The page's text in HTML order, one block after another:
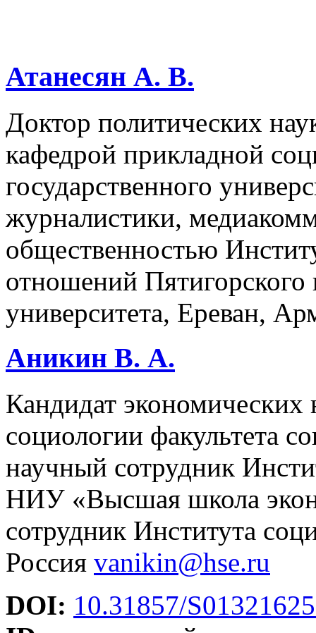
Атанесян А. В.
Доктор политических
кафедрой прикладной
государственного
журналистики,
общественностью
отношений Пятигорского
университета, Ереван,
Аникин В. А.
Кандидат экономических
социологии факультета
научный сотрудник
НИУ «Высшая школа
сотрудник Института
Россия vanikin@hse.ru
DOI: 10.31857/